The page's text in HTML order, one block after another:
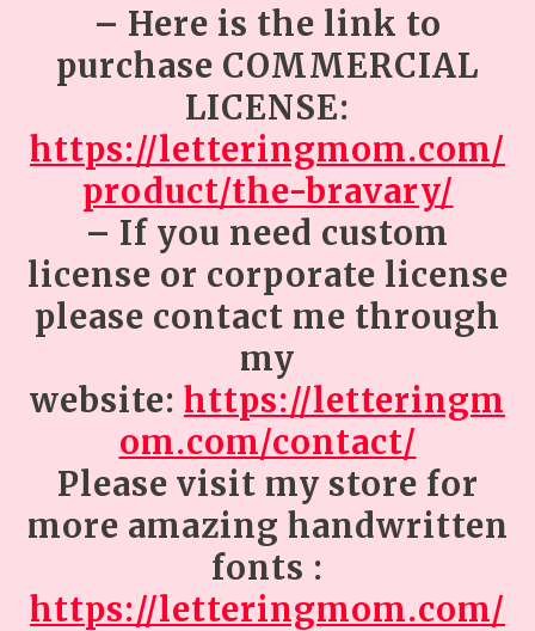
– Here is the link to
purchase COMMERCIAL
LICENSE:
https://letteringmom.com/
product/the-bravary/
– If you need custom
license or corporate license
please contact me through
my
website: https://letteringm
om.com/contact/
Please visit my store for
more amazing handwritten
fonts :
https://letteringmom.com/